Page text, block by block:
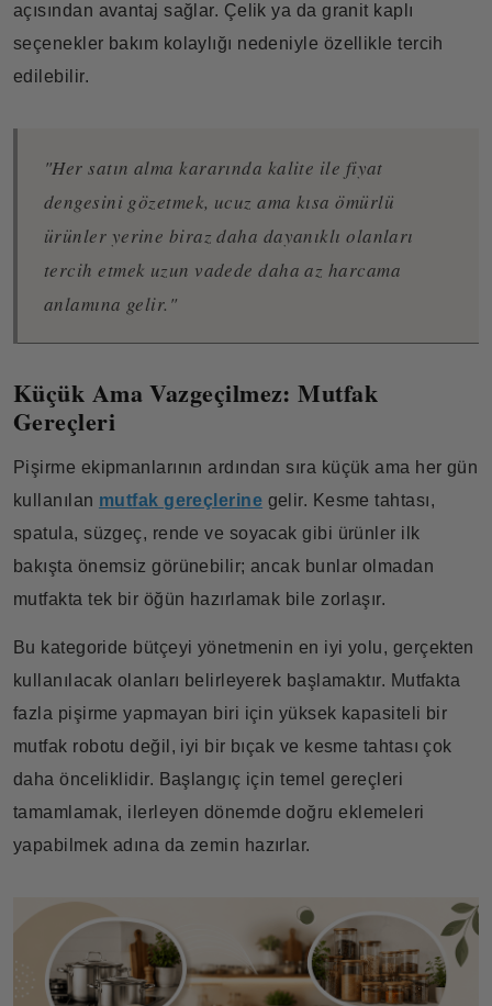
açısından avantaj sağlar. Çelik ya da granit kaplı
seçenekler bakım kolaylığı nedeniyle özellikle tercih
edilebilir.
"Her satın alma kararında kalite ile fiyat
dengesini gözetmek, ucuz ama kısa ömürlü
ürünler yerine biraz daha dayanıklı olanları
tercih etmek uzun vadede daha az harcama
anlamına gelir."
Küçük Ama Vazgeçilmez: Mutfak
Gereçleri
Pişirme ekipmanlarının ardından sıra küçük ama her gün
kullanılan mutfak gereçlerine gelir. Kesme tahtası,
spatula, süzgeç, rende ve soyacak gibi ürünler ilk
bakışta önemsiz görünebilir; ancak bunlar olmadan
mutfakta tek bir öğün hazırlamak bile zorlaşır.
Bu kategoride bütçeyi yönetmenin en iyi yolu, gerçekten
kullanılacak olanları belirleyerek başlamaktır. Mutfakta
fazla pişirme yapmayan biri için yüksek kapasiteli bir
mutfak robotu değil, iyi bir bıçak ve kesme tahtası çok
daha önceliklidir. Başlangıç için temel gereçleri
tamamlamak, ilerleyen dönemde doğru eklemeleri
yapabilmek adına da zemin hazırlar.